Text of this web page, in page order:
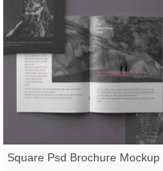
Square Psd Brochure Mockup